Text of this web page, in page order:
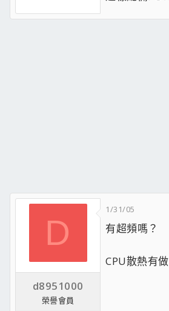
D
d8951000
榮譽會員
1/31/05
有超頻嗎？
CPU散熱有